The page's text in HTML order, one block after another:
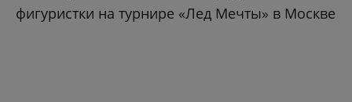
фигуристки на турнире «Лед Мечты» в Москве